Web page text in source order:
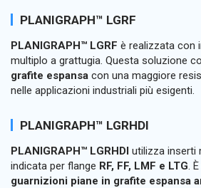
PLANIGRAPH™ LGRF
PLANIGRAPH™ LGRF è realizzata con
multiplo a grattugia. Questa soluzione
grafite espansa con una maggiore
nelle applicazioni industriali più esigenti.
PLANIGRAPH™ LGRHDI
PLANIGRAPH™ LGRHDI utilizza inserti
indicata per flange RF, FF, LMF e LTG.
guarnizioni piane in grafite espansa